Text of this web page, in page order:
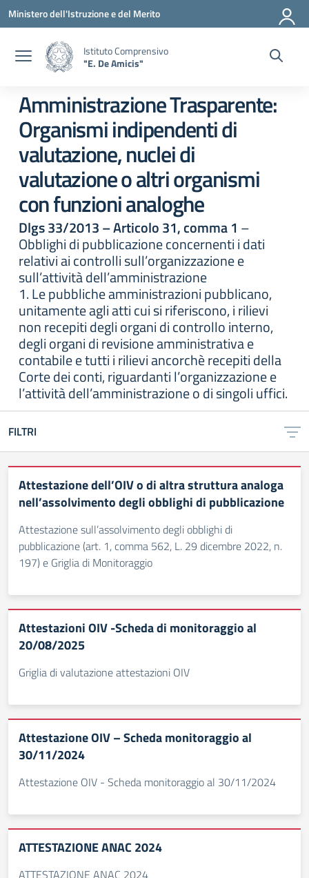
Vai ai contenuti
Vai al menu di navigazione
Vai al footer
Ministero dell'Istruzione e del Merito
Istituto Comprensivo
"E. De Amicis"
Amministrazione Trasparente:
Organismi indipendenti di
valutazione, nuclei di
valutazione o altri organismi
con funzioni analoghe
Dlgs 33/2013 – Articolo 31, comma 1 –
Obblighi di pubblicazione concernenti i dati
relativi ai controlli sull’organizzazione e
sull’attività dell’amministrazione
1. Le pubbliche amministrazioni pubblicano,
unitamente agli atti cui si riferiscono, i rilievi
non recepiti degli organi di controllo interno,
degli organi di revisione amministrativa e
contabile e tutti i rilievi ancorchè recepiti della
Corte dei conti, riguardanti l’organizzazione e
l’attività dell’amministrazione o di singoli uffici.
FILTRI
Attestazione dell’OIV o di altra struttura analoga
nell’assolvimento degli obblighi di pubblicazione
Attestazione sull’assolvimento degli obblighi di
pubblicazione (art. 1, comma 562, L. 29 dicembre 2022, n.
197) e Griglia di Monitoraggio
Attestazioni OIV -Scheda di monitoraggio al
20/08/2025
Griglia di valutazione attestazioni OIV
Attestazione OIV – Scheda monitoraggio al
30/11/2024
Attestazione OIV - Scheda monitoraggio al 30/11/2024
ATTESTAZIONE ANAC 2024
ATTESTAZIONE ANAC 2024